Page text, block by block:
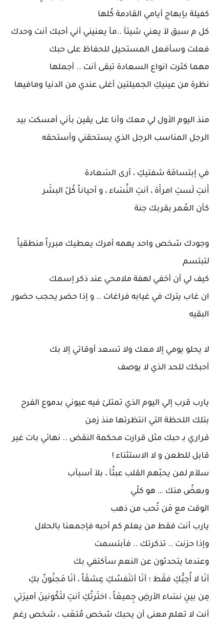
كفيلة بإبهاج أيامي القادمة كُلها
كل م سبق لآ يعني شيئآ ..مآ يعنيني أني أحبك أنت وحدك
فعلت وسأفعل المستحيل للحفاظ على حبك
مهما كثرت انواع السعادة تبقى أنت .. أجملها
نظرة من عينيكِ الجميلتين أغلى عندي من الدنيا ومافيها
منذ اليوم الأول لي معك وأنا على يقين بأني أمسكت بيد
الرجل المناسب الرجل الذي يستحقني وأستحقه
في إبتسامَة شفتيكِ ، أرى السَعادة
أَنتِ لَستِ امرأَة ، أنتِ النِّسَاء ، و أحياناً كُلّ البشَر
كأن العُمر بقربك جنة
وجودك شخص واحد يهمه أمرك يعطيك مبرراً منطقياً
لتبتسم
كيف لي أن أخفي لهفة ملامحي عند ذكر إسمك
ان غاب يترك في غيابه فراغات .. و إذا حضر يحجب حضور
البقيه
لا يحلو يومي إلا معك ولا تسعد أوقاتي إلا بك
أحبكك للحد الذي لا يوصف
يارب قرب إلي اليوم الذي تمتلئ فيه عيوني بدموع الفرح
بتلك اللحظة التي انتظرتها منذ زمن
قراري بـ حبك مثل قرارت محكمة النقض .. نهائي بات غير
قابل للطعن و لا الاستثناء !
سلآم لمن يحبّهم القلب عبثًآ ، بلآ أسبآب
وبعضُ منك … هو كلّي
الوقت مع مَن تُحب من ذهب
يارب أنت فقط من يعلم كم أحبه فإجمعنا بالحلال
وإذا حزنت .. تذكرتك .. فأبتسمت
وعندما يتحدثون عن النعم سأكتفي بك
أنَا لا أُحِبُّكِ فقَط ؛ أنَا أتنَفسُكِ عِشقَاً ، أنَا مَجنُونٌ بكِ
مِن بينِ نسَاء الأرضِ جِميعَاً ، اختَرتُكِ أنتِ لتَكُونينَ أميرَتي
أنت لا تعلم معنى أن يحبك شخص مُتعَب ، شخص رغم